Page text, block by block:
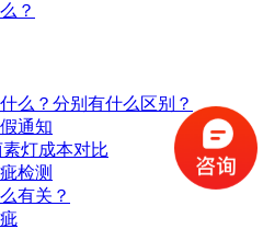
？
么？分别有什么区别？
通知
灯成本对比
检测
有关？